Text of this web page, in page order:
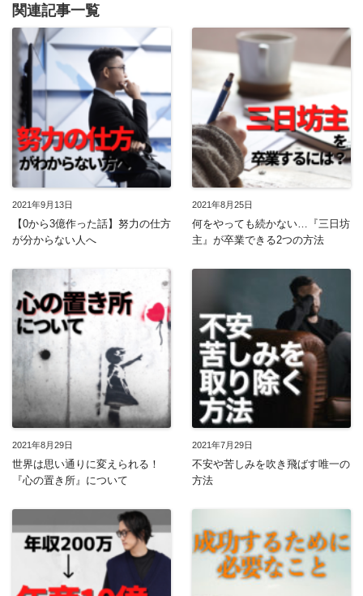
関連記事一覧
2021年9月13日
【0から3億作った話】努力の仕方
が分からない人へ
2021年8月25日
何をやっても続かない…『三日坊
主』が卒業できる2つの方法
2021年8月29日
世界は思い通りに変えられる！
『心の置き所』について
2021年7月29日
不安や苦しみを吹き飛ばす唯一の
方法